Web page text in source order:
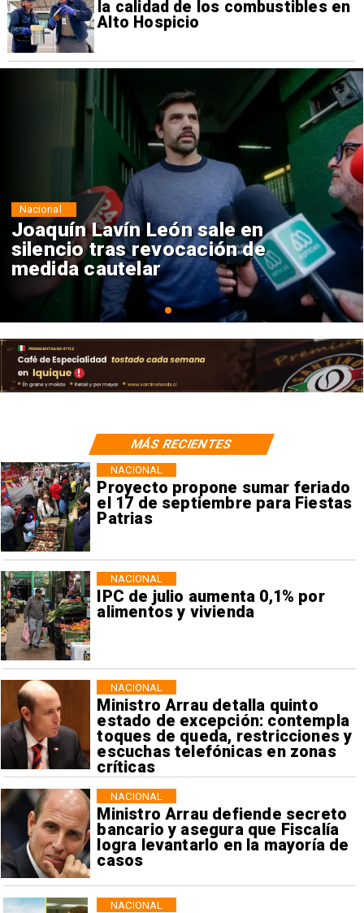
la calidad de los combustibles en
Alto Hospicio
Chile y Venezuela formalizan
reinicio de relaciones
consulares
Nacional
Proyecto propone sumar feriado
el 17 de septiembre para Fiestas
Patrias
NACIONAL
IPC de julio aumenta 0,1% por
alimentos y vivienda
NACIONAL
Ministro Arrau detalla quinto
estado de excepción: contempla
toques de queda, restricciones y
escuchas telefónicas en zonas
críticas
NACIONAL
Ministro Arrau defiende secreto
bancario y asegura que Fiscalía
logra levantarlo en la mayoría de
casos
NACIONAL
NACIONAL
MÁS RECIENTES